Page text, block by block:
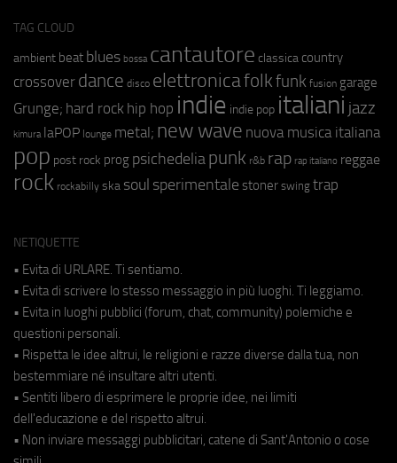
TAG CLOUD
ambient beat blues bossa cantautore classica country
crossover dance disco elettronicafolkfunk fusion garage
Grunge; hard rock hip hop indie indie pop italiani jazz
kimura laPOP lounge metal; new wave nuova musica italiana
pop post rock prog psichedeliapunk r&b rap rap italiano reggae
rock rockabilly ska soul sperimentale stoner swing trap
NETIQUETTE
• Evita di URLARE. Ti sentiamo.
• Evita di scrivere lo stesso messaggio in più luoghi. Ti leggiamo.
• Evita in luoghi pubblici (forum, chat, community) polemiche e
questioni personali.
• Rispetta le idee altrui, le religioni e razze diverse dalla tua, non
bestemmiare né insultare altri utenti.
• Sentiti libero di esprimere le proprie idee, nei limiti
dell'educazione e del rispetto altrui.
• Non inviare messaggi pubblicitari, catene di Sant'Antonio o cose